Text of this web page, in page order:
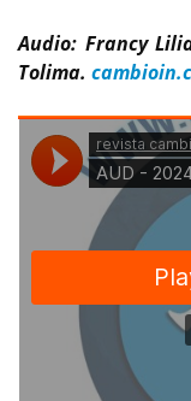
Audio: Francy
Tolima.